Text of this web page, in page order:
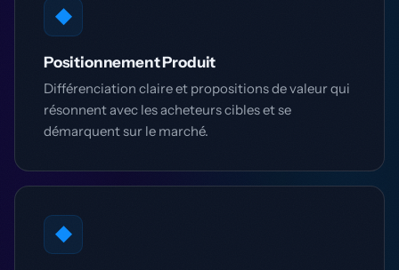
◆
Positionnement Produit
Différenciation claire et propositions de valeur qui
résonnent avec les acheteurs cibles et se
démarquent sur le marché.
◆